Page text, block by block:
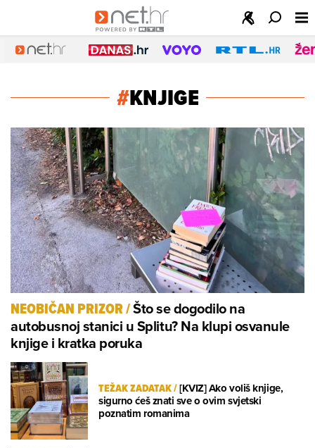
#KNJIGE
NEOBIČAN PRIZOR/Što se dogodilo na
autobusnoj stanici u Splitu? Na klupi osvanule
knjige i kratka poruka
TEŽAK ZADATAK/[KVIZ] Ako voliš knjige,
sigurno ćeš znati sve o ovim svjetski
poznatim romanima